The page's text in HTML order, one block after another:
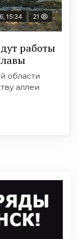
15:34 21
работы
области
аллеи